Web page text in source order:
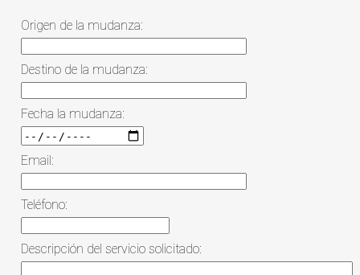
Origen de la mudanza:
Destino de la mudanza:
Fecha la mudanza:
Email:
Teléfono:
Descripción del servicio solicitado: